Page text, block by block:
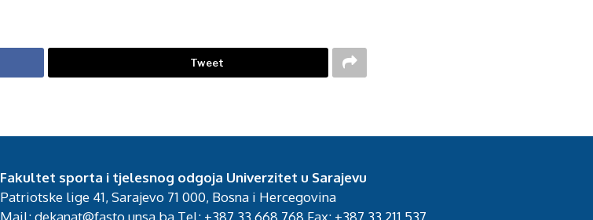
Tweet
Fakultet sporta i tjelesnog odgoja Univerzitet u Sarajevu
Patriotske lige 41, Sarajevo 71 000, Bosna i Hercegovina
Mail: dekanat@fasto.unsa.ba Tel: +387 33 668 768 Fax: +387 33 211 537